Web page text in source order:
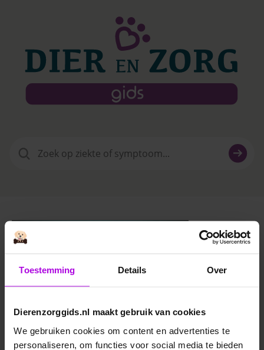
Toestemming Details Over
Dierenzorggids.nl maakt gebruik van cookies
We gebruiken cookies om content en advertenties te
personaliseren, om functies voor social media te bieden
naar: